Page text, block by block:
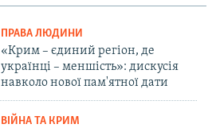
ПРАВА ЛЮДИНИ
«Крим – єдиний регіон, де
українці – меншість»: дискусія
навколо нової пам'ятної дати
ВІЙНА ТА КРИМ